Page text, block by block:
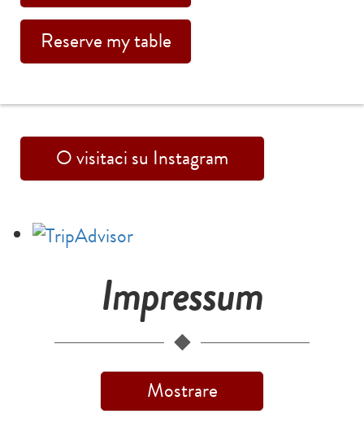
Reserve my table
O visitaci su Instagram
Impressum
Mostrare